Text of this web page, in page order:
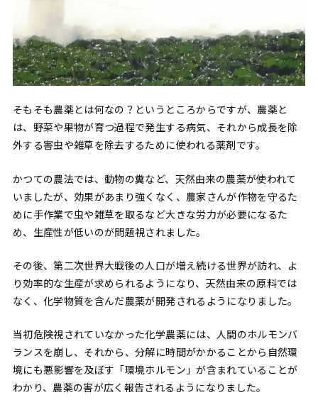
そもそも農薬とは何なの？というところからですが、農薬と
は、野菜や果物が育つ過程で発生する病気、それから成長を除
外する害虫や雑草を除去するために使われる薬剤です。
かつての農法では、動物の糞など、天然由来の農薬が使われて
いましたが、効果があまり強くなく、農家さんが作物を守るた
めに手作業で虫や雑草を取るなど大きな労力が必要になるた
め、生産性が低いのが問題視されました。
その後、第二次世界大戦後の人口が増え続ける世界が訪れ、よ
り効率的な生産が求められるようになり、天然由来の原料では
なく、化学物質を含んだ農薬が開発されるようになりました。
当初危険視されていなかった化学農薬には、人間のホルモンバ
ランスを崩し、それから、分解に時間がかかることから自然環
境にも悪影響を及ぼす「環境ホルモン」が含まれていることが
わかり、農薬の害が広く報告されるようになりました。